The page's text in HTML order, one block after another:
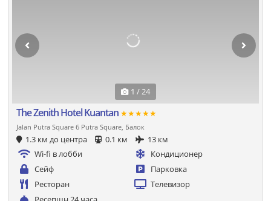
1 / 24
The Zenith Hotel Kuantan ★★★★★
Jalan Putra Square 6 Putra Square, Балок
1.3 км до центра 0.1 км
13 км
Wi-fi в лобби
Кондиционер
Сейф
Парковка
Ресторан
Телевизор